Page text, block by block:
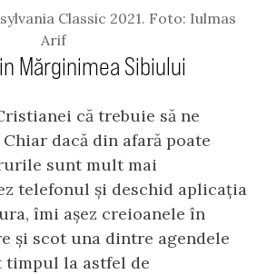
Classic 2021. Foto: Iulmas
Arif
Mărginimea Sibiului
că trebuie să ne
dacă din afară poate
sunt mult mai
telefonul și deschid aplicația
îmi așez creioanele în
și scot una dintre agendele
la astfel de